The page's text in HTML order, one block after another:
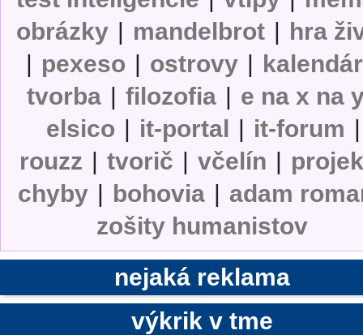
obrázky | mandelbrot | hra
| pexeso | ostrovy | kalendár
tvorba | filozofia | e na x na
elsico | it-portal | it-forum |
rouzz | tvorič | včelín |
chyby | bohovia | adam
zošity humanistov
nejaká reklama
výkrik v tme